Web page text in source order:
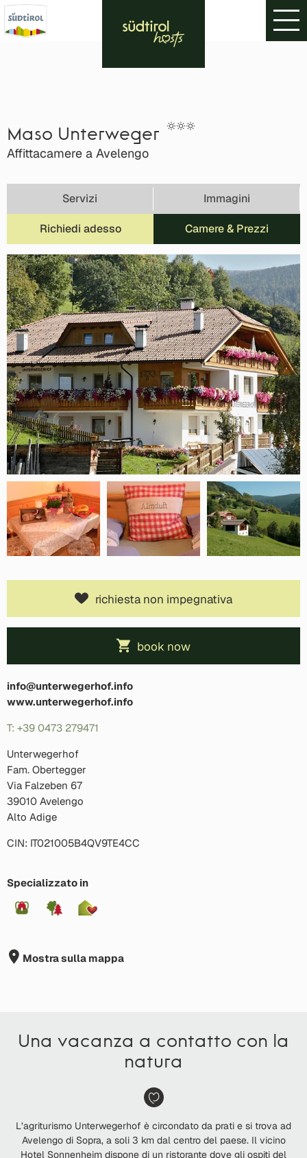
Maso Unterweger
Affittacamere a Avelengo
Servizi Immagini
Richiedi adesso Camere & Prezzi
richiesta non impegnativa
book now
info@unterwegerhof.info
www.unterwegerhof.info
T: +39 0473 279471
Unterwegerhof
Fam. Obertegger
Via Falzeben 67
39010 Avelengo
Alto Adige
CIN: IT021005B4QV9TE4CC
Specializzato in
Mostra sulla mappa
Una vacanza a contatto con la
natura
L’agriturismo Unterwegerhof è circondato da prati e si trova ad
Avelengo di Sopra, a soli 3 km dal centro del paese. Il vicino
Hotel Sonnenheim dispone di un ristorante dove gli ospiti del